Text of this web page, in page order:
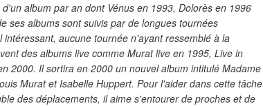
album par an dont Vénus en 1993, Dolorès en 1996
ses albums sont suivis par de longues tournées
aucune tournée n'ayant ressemblé à la
des albums live comme Murat live en 1995, Live in
2000. Il sortira en 2000 un nouvel album intitulé Madame
Murat et Isabelle Huppert. Pour l'aider dans cette tâche
des déplacements, il aime s'entourer de proches et de